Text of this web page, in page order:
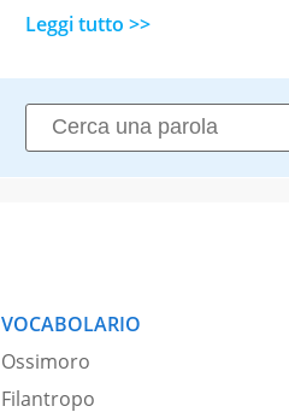
Leggi tutto >>
VOCABOLARIO
Ossimoro
Filantropo